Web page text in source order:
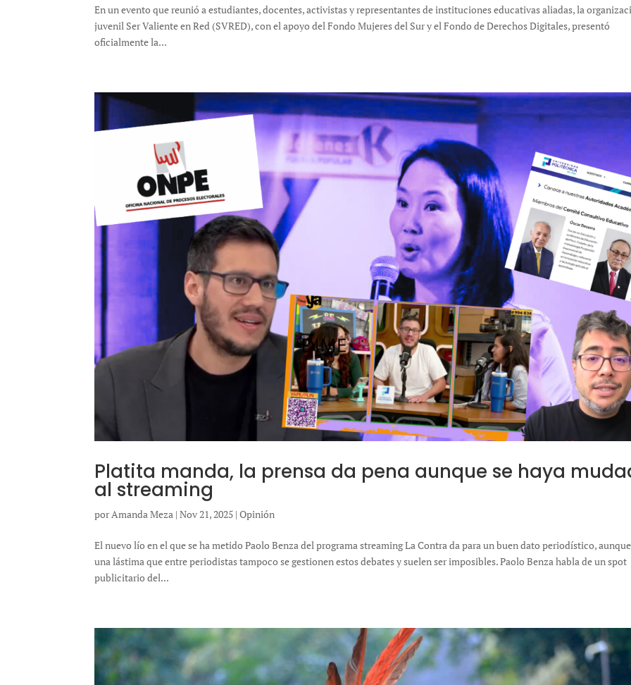
En un evento que reunió a estudiantes, docentes, activistas y representantes de instituciones educativas aliadas, la
juvenil Ser Valiente en Red (SVRED), con el apoyo del Fondo Mujeres del Sur y el Fondo de Derechos Digitales, presentó
oficialmente la...
Platita manda, la prensa da pena aunque se haya
al streaming
porAmanda Meza |Nov 21, 2025 |Opinión
El nuevo lío en el que se ha metido Paolo Benza del programa streaming La Contra da para un buen dato periodístico,
una lástima que entre periodistas tampoco se gestionen estos debates y suelen ser imposibles. Paolo Benza habla de un spot
publicitario del...